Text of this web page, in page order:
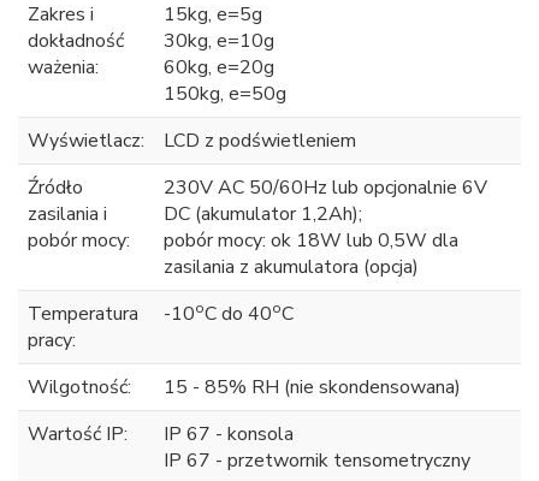
Zakres i
dokładność
ważenia:
15kg, e=5g
30kg, e=10g
60kg, e=20g
150kg, e=50g
Wyświetlacz:
LCD z podświetleniem
Źródło
zasilania i
pobór mocy:
230V AC 50/60Hz lub opcjonalnie 6V
DC (akumulator 1,2Ah);
pobór mocy: ok 18W lub 0,5W dla
zasilania z akumulatora (opcja)
Temperatura
pracy:
-10oC do 40oC
Wilgotność:
15 - 85% RH (nie skondensowana)
Wartość IP:
IP 67 - konsola
IP 67 - przetwornik tensometryczny